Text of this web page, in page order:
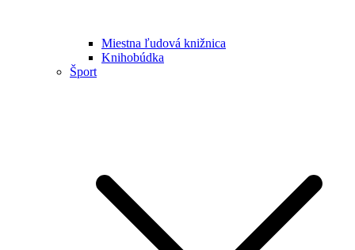
Miestna ľudová knižnica
Knihobúdka
Šport